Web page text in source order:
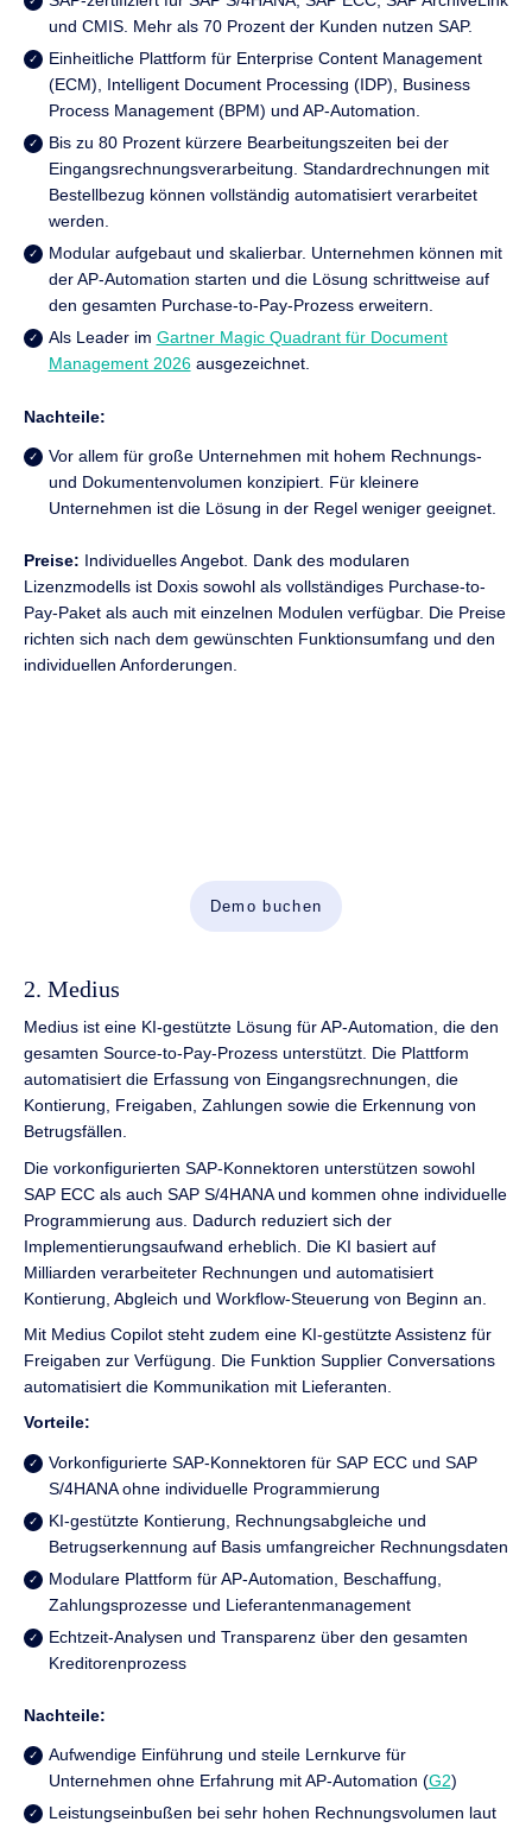
und CMIS. Mehr als 70 Prozent der Kunden nutzen SAP.
Einheitliche Plattform für Enterprise Content Management
(ECM), Intelligent Document Processing (IDP), Business
Process Management (BPM) und AP-Automation.
Bis zu 80 Prozent kürzere Bearbeitungszeiten bei der
Eingangsrechnungsverarbeitung. Standardrechnungen mit
Bestellbezug können vollständig automatisiert verarbeitet
werden.
Modular aufgebaut und skalierbar. Unternehmen können mit
der AP-Automation starten und die Lösung schrittweise auf
den gesamten Purchase-to-Pay-Prozess erweitern.
Als Leader im Gartner Magic Quadrant für Document
Management 2026ausgezeichnet.
Nachteile:
Vor allem für große Unternehmen mit hohem Rechnungs-
und Dokumentenvolumen konzipiert. Für kleinere
Unternehmen ist die Lösung in der Regel weniger geeignet.
Preise: Individuelles Angebot. Dank des modularen
Lizenzmodells ist Doxis sowohl als vollständiges Purchase-to-
Pay-Paket als auch mit einzelnen Modulen verfügbar. Die Preise
richten sich nach dem gewünschten Funktionsumfang und den
individuellen Anforderungen.
Demo buchen
2. Medius
Medius ist eine KI-gestützte Lösung für AP-Automation, die den
gesamten Source-to-Pay-Prozess unterstützt. Die Plattform
automatisiert die Erfassung von Eingangsrechnungen, die
Kontierung, Freigaben, Zahlungen sowie die Erkennung von
Betrugsfällen.
Die vorkonfigurierten SAP-Konnektoren unterstützen sowohl
SAP ECC als auch SAP S/4HANA und kommen ohne individuelle
Programmierung aus. Dadurch reduziert sich der
Implementierungsaufwand erheblich. Die KI basiert auf
Milliarden verarbeiteter Rechnungen und automatisiert
Kontierung, Abgleich und Workflow-Steuerung von Beginn an.
Mit Medius Copilot steht zudem eine KI-gestützte Assistenz für
Freigaben zur Verfügung. Die Funktion Supplier Conversations
automatisiert die Kommunikation mit Lieferanten.
Vorteile:
Vorkonfigurierte SAP-Konnektoren für SAP ECC und SAP
S/4HANA ohne individuelle Programmierung
KI-gestützte Kontierung, Rechnungsabgleiche und
Betrugserkennung auf Basis umfangreicher Rechnungsdaten
Modulare Plattform für AP-Automation, Beschaffung,
Zahlungsprozesse und Lieferantenmanagement
Echtzeit-Analysen und Transparenz über den gesamten
Kreditorenprozess
Nachteile:
Aufwendige Einführung und steile Lernkurve für
Unternehmen ohne Erfahrung mit AP-Automation (G2)
Leistungseinbußen bei sehr hohen Rechnungsvolumen laut